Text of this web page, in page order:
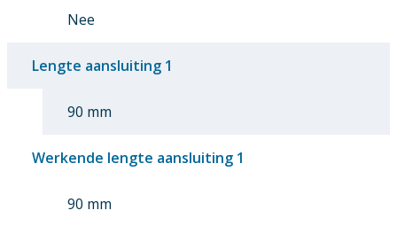
Nee
Lengte aansluiting 1
90 mm
Werkende lengte aansluiting 1
90 mm